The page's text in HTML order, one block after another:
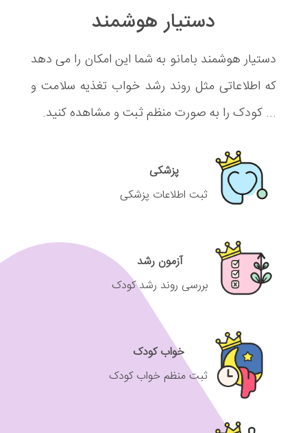
دستیار هوشمند
دستیار هوشمند بامانو به شما این امکان را می دهد
که اطلاعاتی مثل روند رشد خواب تغذیه سلامت و
... کودک را به صورت منظم ثبت و مشاهده کنید.
پزشکی
ثبت اطلاعات پزشکی
آزمون رشد
بررسی روند رشد کودک
خواب کودک
ثبت منظم خواب کودک